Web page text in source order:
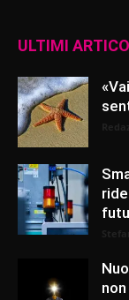
ULTIMI